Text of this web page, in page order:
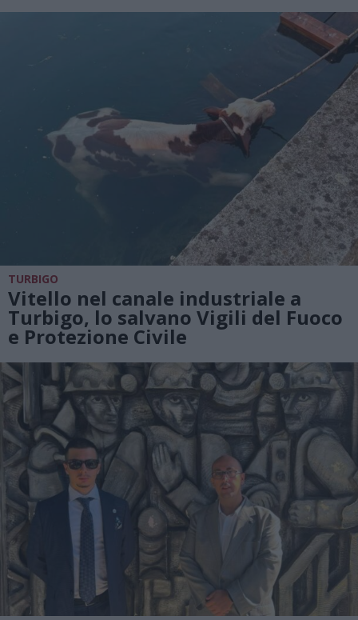
TURBIGO
Vitello nel canale industriale a
Turbigo, lo salvano Vigili del Fuoco
e Protezione Civile